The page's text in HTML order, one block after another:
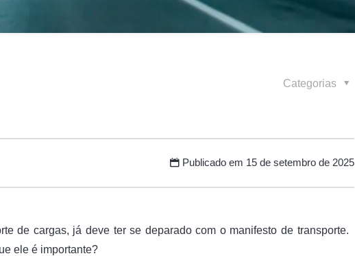
Categorias
Publicado em 15 de setembro de 2025
de cargas, já deve ter se deparado com o manifesto de transporte.
ele é importante?